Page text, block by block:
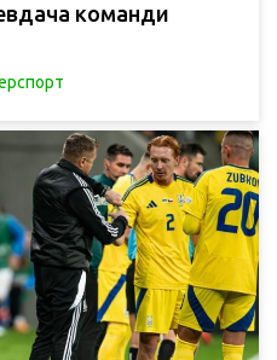
команди